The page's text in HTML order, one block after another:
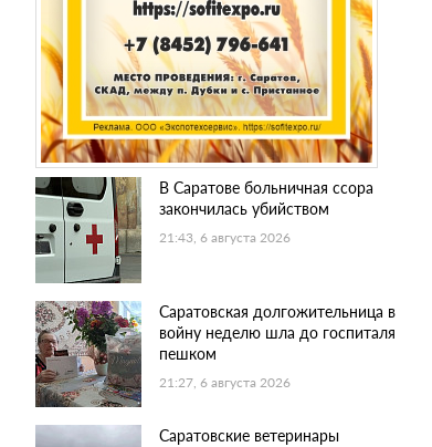
В Саратове больничная ссора
закончилась убийством
21:43, 6 августа 2026
Саратовская долгожительница в
войну неделю шла до госпиталя
пешком
21:27, 6 августа 2026
Саратовские ветеринары